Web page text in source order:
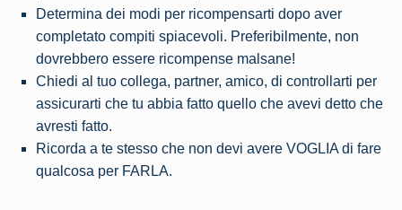
Determina dei modi per ricompensarti dopo aver
completato compiti spiacevoli. Preferibilmente, non
dovrebbero essere ricompense malsane!
Chiedi al tuo collega, partner, amico, di controllarti per
assicurarti che tu abbia fatto quello che avevi detto che
avresti fatto.
Ricorda a te stesso che non devi avere VOGLIA di fare
qualcosa per FARLA.